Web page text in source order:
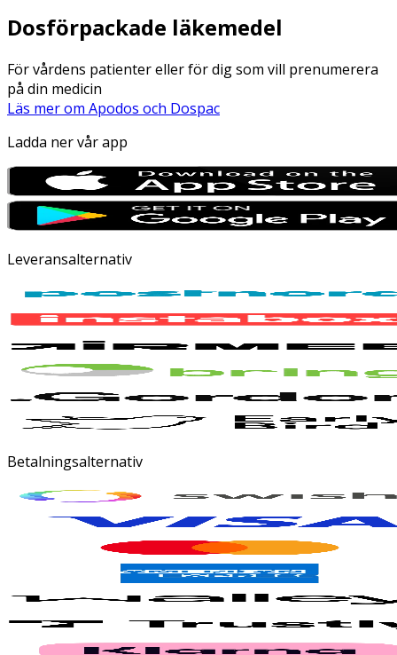
Dosförpackade läkemedel
För vårdens patienter eller för dig som vill prenumerera
på din medicin
Läs mer om Apodos och Dospac
Ladda ner vår app
Leveransalternativ
Betalningsalternativ